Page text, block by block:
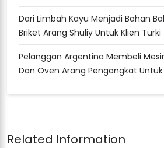
Dari Limbah Kayu Menjadi Bahan
Briket Arang Shuliy Untuk Klien Turki
Pelanggan Argentina Membeli
Dan Oven Arang Pengangkat